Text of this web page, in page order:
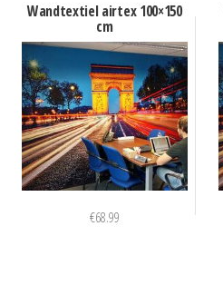
Wandtextiel airtex 100×150
cm
€68.99